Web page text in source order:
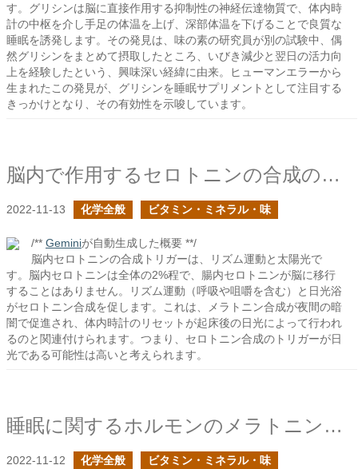
す。グリシンは脳に直接作用する抑制性の神経伝達物質で、体内時
計の中枢を介し手足の体温を上げ、深部体温を下げることで良質な
睡眠を誘発します。その発見は、味の素の研究員が別の試験中、偶
然グリシンをまとめて摂取したところ、いびき減少と翌日の活力向
上を経験したという、興味深い経緯に由来。ヒューマンエラーから
生まれたこの発見が、グリシンを睡眠サプリメントとして注目する
きっかけとなり、その有効性を示唆しています。
脳内で作用するセロトニンの合成のトリガーは何か？
2022-11-13 化学全般 ビタミン・ミネラル・味
/** Geminiが自動生成した概要 **/
脳内セロトニンの合成トリガーは、リズム運動と太陽光で
す。脳内セロトニンは全体の2%程で、腸内セロトニンが脳に移行
することはありません。リズム運動（呼吸や咀嚼を含む）と日光浴
がセロトニン合成を促します。これは、メラトニン合成が夜間の暗
闇で促進され、体内時計のリセットが起床後の日光によって行われ
るのと関連付けられます。つまり、セロトニン合成のトリガーが日
光である可能性は高いと考えられます。
睡眠に関するホルモンのメラトニンはどのように合成される？
2022-11-12 化学全般 ビタミン・ミネラル・味